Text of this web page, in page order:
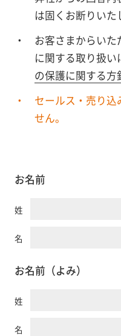
は固くお断りいた
お客さまからい
に関する取り扱
の保護に関する方
セールス・売り
せん。
お名前
姓
名
お名前（よみ）
姓
名